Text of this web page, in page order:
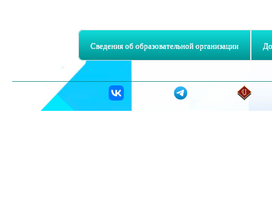
Сведения об образовательной организации